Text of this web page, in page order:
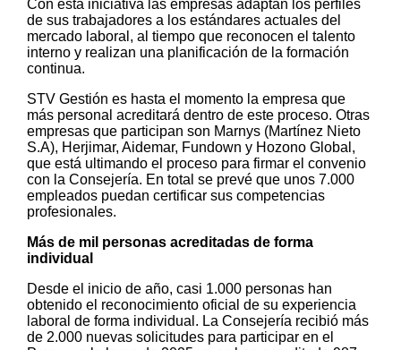
Con esta iniciativa las empresas adaptan los perfiles
de sus trabajadores a los estándares actuales del
mercado laboral, al tiempo que reconocen el talento
interno y realizan una planificación de la formación
continua.
STV Gestión es hasta el momento la empresa que
más personal acreditará dentro de este proceso. Otras
empresas que participan son Marnys (Martínez Nieto
S.A), Herjimar, Aidemar, Fundown y Hozono Global,
que está ultimando el proceso para firmar el convenio
con la Consejería. En total se prevé que unos 7.000
empleados puedan certificar sus competencias
profesionales.
Más de mil personas acreditadas de forma
individual
Desde el inicio de año, casi 1.000 personas han
obtenido el reconocimiento oficial de su experiencia
laboral de forma individual. La Consejería recibió más
de 2.000 nuevas solicitudes para participar en el